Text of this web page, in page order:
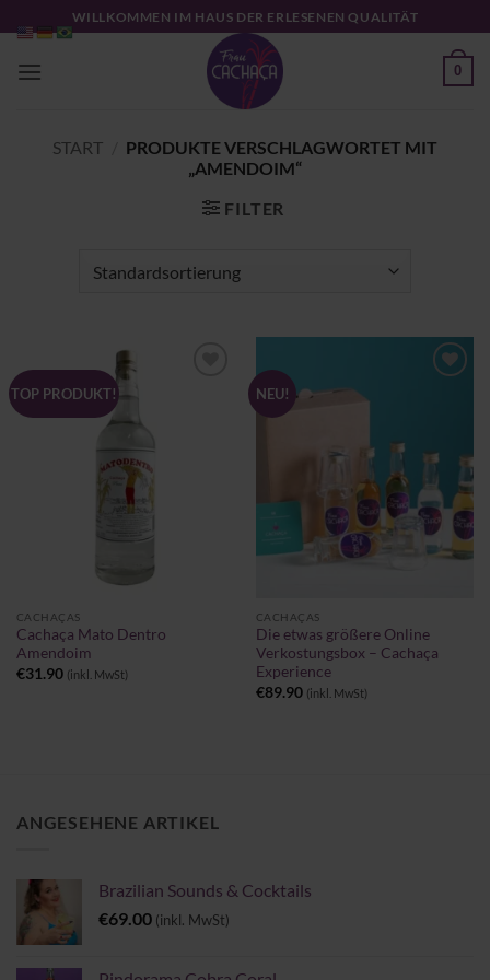
Inhalt
springen
WILLKOMMEN IM HAUS DER ERLESENEN QUALITÄT
0
START
PRODUKTE VERSCHLAGWORTET MIT
„AMENDOIM“
FILTER
TOP PRODUKT!
CACHAÇAS
Cachaça Mato Dentro
Amendoim
€31.90 (inkl. MwSt)
NEU!
CACHAÇAS
Die etwas größere Online
Verkostungsbox – Cachaça
Experience
€89.90 (inkl. MwSt)
ANGESEHENE ARTIKEL
Brazilian Sounds & Cocktails
€69.00 (inkl. MwSt)